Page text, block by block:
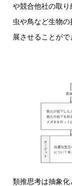
や競合他社の取
虫や鳥など生物
展させることがで
類推思考は抽象